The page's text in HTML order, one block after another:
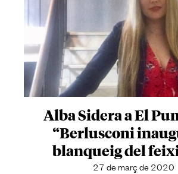
Alba Sidera a El
“Berlusconi
blanqueig del
27 de març de 2020